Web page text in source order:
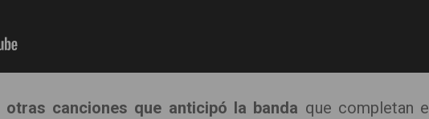
otras canciones que anticipó la banda que completan el